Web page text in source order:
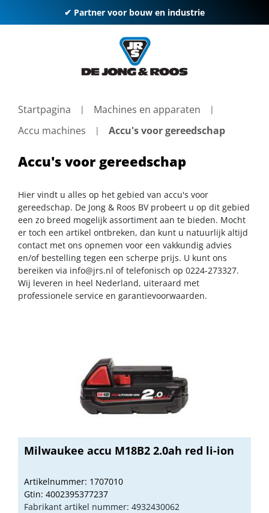
✔ Partner voor bouw en industrie
Startpagina
Machines en apparaten
Accu machines
Accu's voor gereedschap
Accu's voor gereedschap
Hier vindt u alles op het gebied van accu's voor
gereedschap. De Jong & Roos BV probeert u op dit gebied
een zo breed mogelijk assortiment aan te bieden. Mocht
er toch een artikel ontbreken, dan kunt u natuurlijk altijd
contact met ons opnemen voor een vakkundig advies
en/of bestelling tegen een scherpe prijs. U kunt ons
bereiken via info@jrs.nl of telefonisch op 0224-273327.
Wij leveren in heel Nederland, uiteraard met
professionele service en garantievoorwaarden.
Milwaukee accu M18B2 2.0ah red li-ion
Artikelnummer: 1707010
Gtin: 4002395377237
Fabrikant artikel nummer: 4932430062